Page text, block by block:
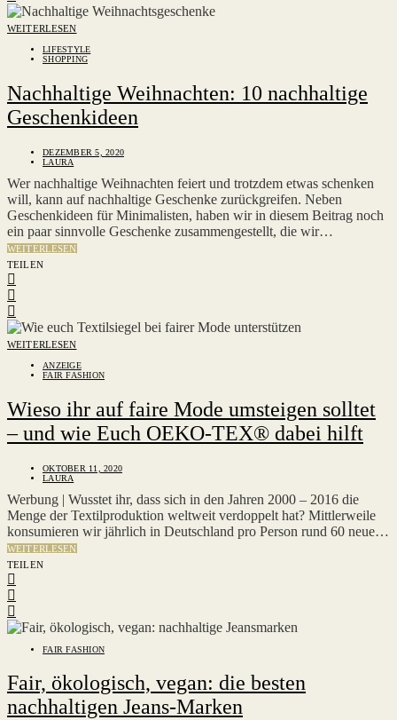
WEITERLESEN
LIFESTYLE
SHOPPING
Nachhaltige Weihnachten: 10 nachhaltige
Geschenkideen
DEZEMBER 5, 2020
LAURA
Wer nachhaltige Weihnachten feiert und trotzdem etwas schenken
will, kann auf nachhaltige Geschenke zurückgreifen. Neben
Geschenkideen für Minimalisten, haben wir in diesem Beitrag noch
ein paar sinnvolle Geschenke zusammengestellt, die wir…
WEITERLESEN
TEILEN
WEITERLESEN
ANZEIGE
FAIR FASHION
Wieso ihr auf faire Mode umsteigen solltet
– und wie Euch OEKO-TEX® dabei hilft
OKTOBER 11, 2020
LAURA
Werbung | Wusstet ihr, dass sich in den Jahren 2000 – 2016 die
Menge der Textilproduktion weltweit verdoppelt hat? Mittlerweile
konsumieren wir jährlich in Deutschland pro Person rund 60 neue…
WEITERLESEN
TEILEN
FAIR FASHION
Fair, ökologisch, vegan: die besten
nachhaltigen Jeans-Marken